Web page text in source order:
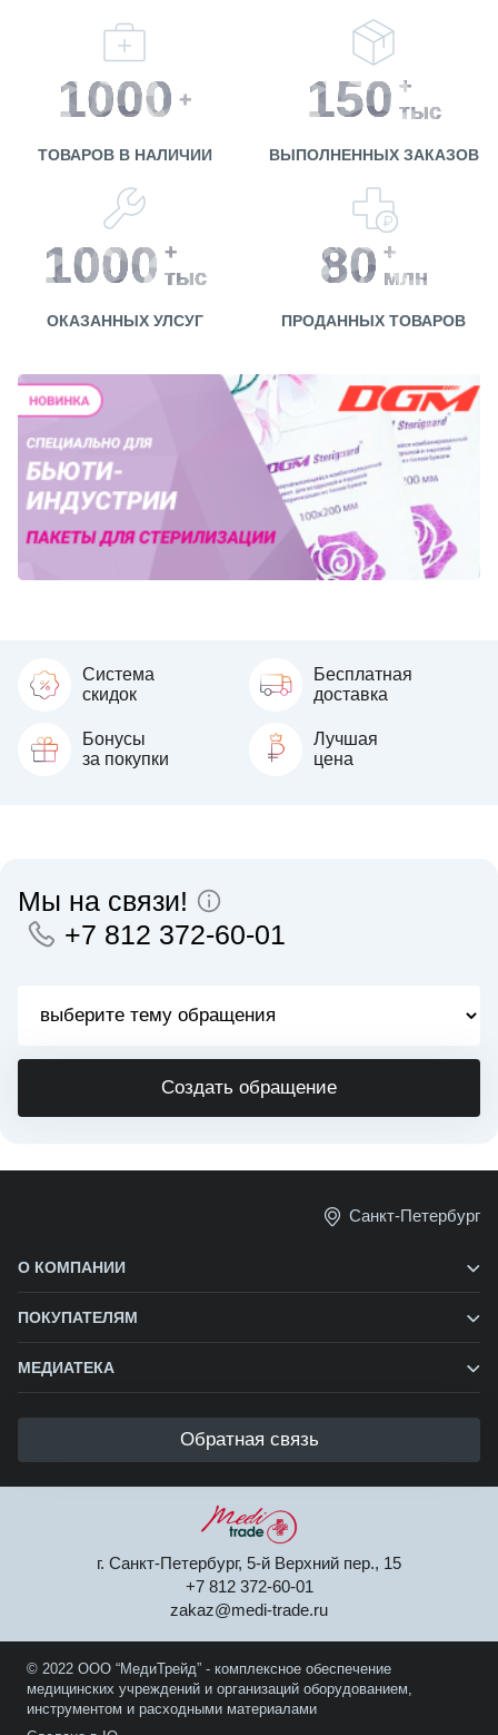
1000 +
ТОВАРОВ В НАЛИЧИИ
150 +
тыс
ВЫПОЛНЕННЫХ ЗАКАЗОВ
1000 +
тыс
ОКАЗАННЫХ УЛСУГ
80 +
млн
ПРОДАННЫХ ТОВАРОВ
Система
скидок
Бесплатная
доставка
Бонусы
за покупки
Лучшая
цена
Мы на связи!
+7 812 372-60-01
Создать обращение
Санкт-Петербург
О КОМПАНИИ
ПОКУПАТЕЛЯМ
МЕДИАТЕКА
Обратная связь
г. Санкт-Петербург, 5-й Верхний пер., 15
+7 812 372-60-01
zakaz@medi-trade.ru
© 2022 ООО “МедиТрейд” - комплексное обеспечение
медицинских учреждений и организаций оборудованием,
инструментом и расходными материалами